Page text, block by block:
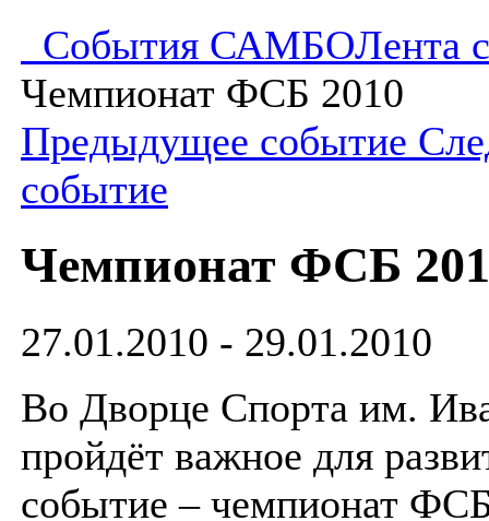
События САМБОЛента
Чемпионат ФСБ 2010
Предыдущее событие
событие
Чемпионат ФСБ
27.01.2010 - 29.01.2010
Во Дворце Спорта им.
пройдёт важное для
событие – чемпионат